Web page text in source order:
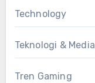
Technology
Teknologi & Media
Tren Gaming